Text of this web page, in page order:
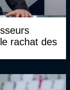
rachat des